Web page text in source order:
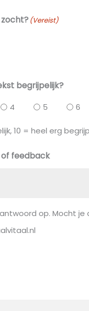
(Vereist)
begrijpelijk?
4 5 6
10 = heel erg
feedback
op. Mocht je